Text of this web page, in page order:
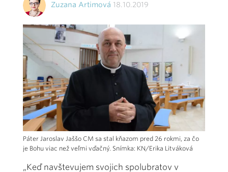
Zuzana Artimová 18.10.2019
Páter Jaroslav Jaššo CM sa stal kňazom pred 26 rokmi, za čo
je Bohu viac než veľmi vďačný. Snímka: KN/Erika Litváková
„Keď navštevujem svojich spolubratov v